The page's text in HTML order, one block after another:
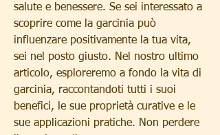
salute e benessere. Se sei interessato a
scoprire come la garcinia può
influenzare positivamente la tua vita,
sei nel posto giusto. Nel nostro ultimo
articolo, esploreremo a fondo la vita di
garcinia, raccontandoti tutti i suoi
benefici, le sue proprietà curative e le
sue applicazioni pratiche. Non perdere